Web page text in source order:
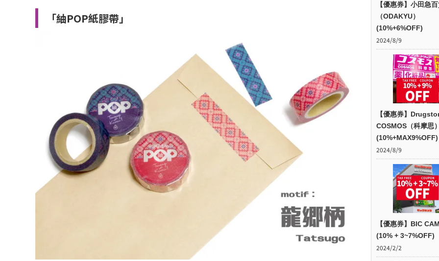
「紬POP紙膠帶」
【優惠券】小田急
（ODAKYU）
(10%+6%OFF)
2024/8/9
【優惠券】
COSMOS（科摩思
(10%+MAX9%OFF)
2024/8/9
【優惠券】BIC
(10% + 3~7%OFF)
2024/2/2